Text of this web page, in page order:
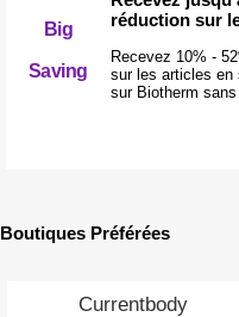
Big
Saving
réduction sur
Recevez 10% -
sur les articles en
sur Biotherm
Boutiques Préférées
Currentbody